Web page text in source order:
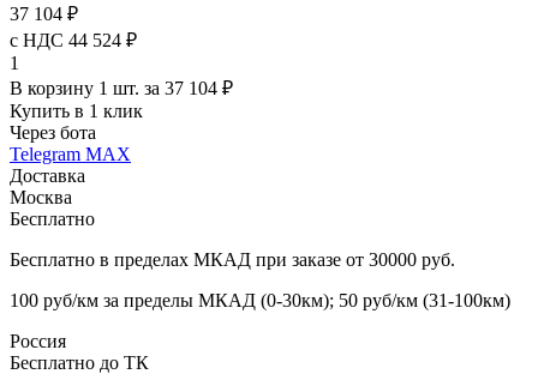
37 104 ₽
с НДС 44 524 ₽
1
В корзину 1 шт. за 37 104 ₽
Купить в 1 клик
Через бота
Telegram MAX
Доставка
Москва
Бесплатно
Бесплатно в пределах МКАД при заказе от 30000 руб.
100 руб/км за пределы МКАД (0-30км); 50 руб/км (31-100км)
Россия
Бесплатно до ТК